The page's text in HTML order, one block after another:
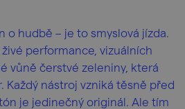
o hudbě – je to smyslová jízda.
performance, vizuálních
vůně čerstvé zeleniny, která
Každý nástroj vzniká těsně před
je jedinečný originál. Ale tím